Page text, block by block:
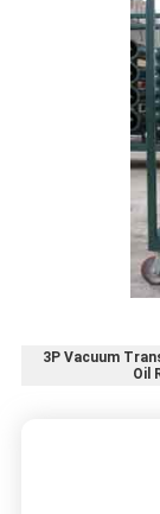
3P Vacuum
Oil